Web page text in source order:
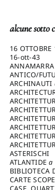
alcune sotto
16 OTTOBRE
Pezzetti
16-ott-43
ANTICO/
Varagnoli
ARCHINAUTI
Claudio
DESIGN
cura di: Piva
cura di:
cura di:
cura di:
cura di: Lenci
a cura di:
ASTERISCHI
ATLANTIDEa
Lionello
BIBLIOTECA
CARTE